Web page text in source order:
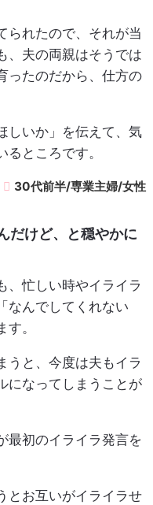
られたので、それが当
、夫の両親はそうでは
ったのだから、仕方の
しいか」を伝えて、気
ところです。
30代前半/専業主婦/女性
だけど、と穏やかに
、忙しい時やイライラ
なんでしてくれない
。
うと、今度は夫もイラ
になってしまうことが
最初のイライラ発言を
とお互いがイライラせ